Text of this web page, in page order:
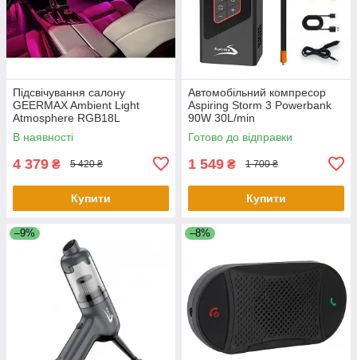
Підсвічування салону
GEERMAX Ambient Light
Atmosphere RGB18L
В наявності
4 379 ₴ 5 420 ₴
Купити
Автомобільний компресор
Aspiring Storm 3 Powerbank
90W 30L/min
Готово до відправки
1 549 ₴ 1 700 ₴
Купити
–9% –8%